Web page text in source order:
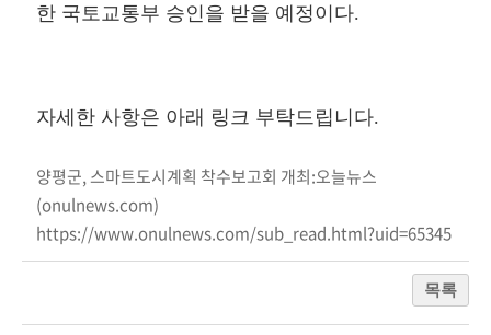
한 국토교통부 승인을 받을 예정이다.
자세한 사항은 아래 링크 부탁드립니다.
양평군, 스마트도시계획 착수보고회 개최:오늘뉴스
(onulnews.com)
https://www.onulnews.com/sub_read.html?uid=65345
목록